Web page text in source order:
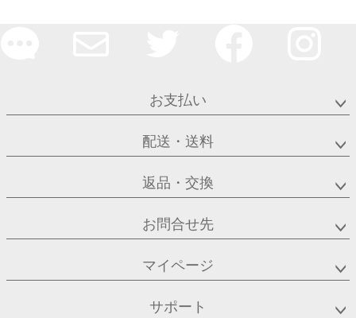
お支払い
配送・送料
返品・交換
お問合せ先
マイページ
サポート